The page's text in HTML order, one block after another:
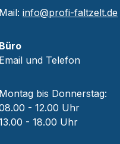
Mail: info@profi-faltzelt.de
Büro
Email und Telefon
Montag bis Donnerstag:
- 12.00 Uhr
- 18.00 Uhr